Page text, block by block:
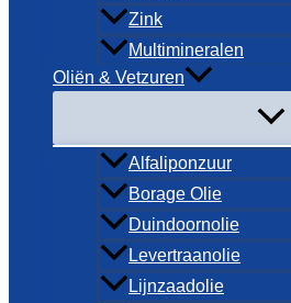
Zink
Multimineralen
Oliën & Vetzuren
Alfaliponzuur
Borage Olie
Duindoornolie
Levertraanolie
Lijnzaadolie